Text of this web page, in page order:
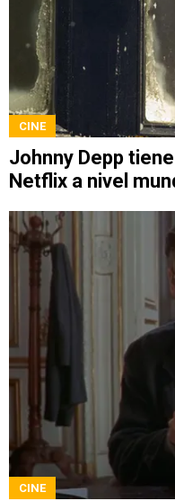
CINE
Johnny Depp
Netflix a nivel
CINE